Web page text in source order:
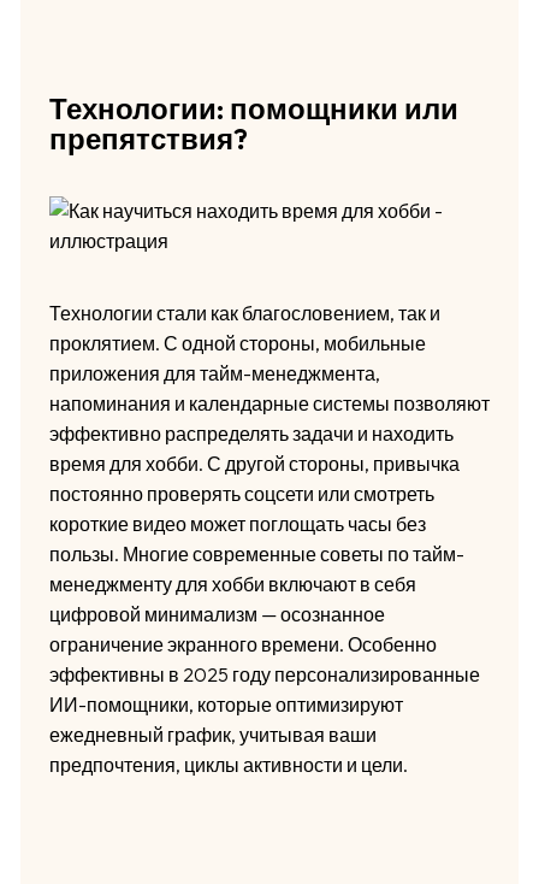
Технологии: помощники или
препятствия?
Технологии стали как благословением, так и
проклятием. С одной стороны, мобильные
приложения для тайм-менеджмента,
напоминания и календарные системы позволяют
эффективно распределять задачи и находить
время для хобби. С другой стороны, привычка
постоянно проверять соцсети или смотреть
короткие видео может поглощать часы без
пользы. Многие современные советы по тайм-
менеджменту для хобби включают в себя
цифровой минимализм — осознанное
ограничение экранного времени. Особенно
эффективны в 2025 году персонализированные
ИИ-помощники, которые оптимизируют
ежедневный график, учитывая ваши
предпочтения, циклы активности и цели.